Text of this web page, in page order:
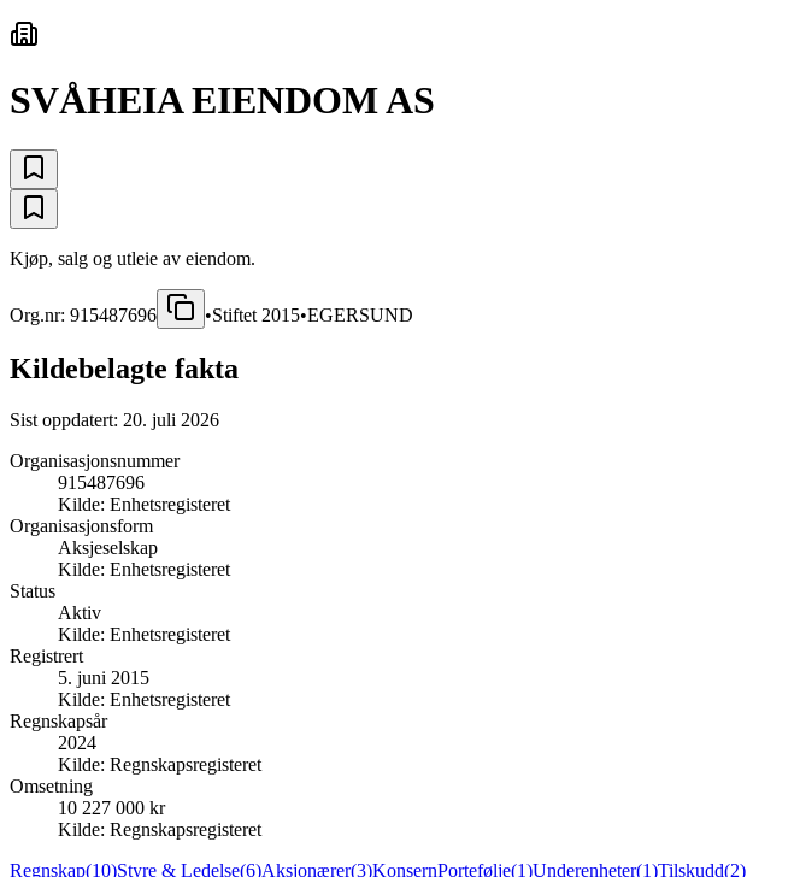
SVÅHEIA EIENDOM AS
Kjøp, salg og utleie av eiendom.
Org.nr: 915487696 •Stiftet 2015•EGERSUND
Kildebelagte fakta
Sist oppdatert: 20. juli 2026
Organisasjonsnummer
915487696
Kilde: Enhetsregisteret
Organisasjonsform
Aksjeselskap
Kilde: Enhetsregisteret
Status
Aktiv
Kilde: Enhetsregisteret
Registrert
5. juni 2015
Kilde: Enhetsregisteret
Regnskapsår
2024
Kilde: Regnskapsregisteret
Omsetning
10 227 000 kr
Kilde: Regnskapsregisteret
Regnskap(10)Styre & Ledelse(6)Aksjonærer(3)KonsernPortefølje(1)Underenheter(1)Tilskudd(2)